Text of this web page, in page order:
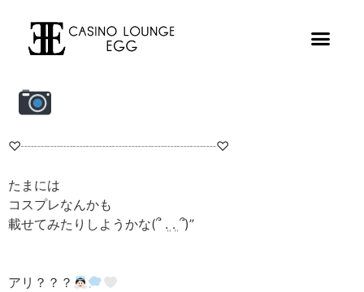
♡┈┈┈┈┈┈┈┈┈┈┈┈┈┈┈♡
たまには
コスプレなんかも
載せてみたりしようかな(՞ ܸ. .ܸ ՞)”
アリ？？？